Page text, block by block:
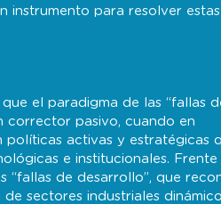
instrumento para resolver estas
el paradigma de las “fallas
corrector pasivo, cuando en
políticas activas y estratégicas
e institucionales. Frente
“fallas de desarrollo”, que
sectores industriales